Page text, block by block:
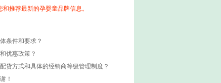
推荐最新的孕婴童品牌信息。
条件和要求？
优惠政策？
货方式和具体的经销商等级管理制度？
！